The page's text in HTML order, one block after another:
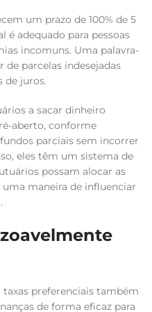
um prazo de 100% de 5
é adequado para pessoas
incomuns. Uma palavra-
de parcelas indesejadas
de juros.
a sacar dinheiro
aberto, conforme
parciais sem incorrer
eles têm um sistema de
possam alocar as
maneira de influenciar
preferenciais também
de forma eficaz para